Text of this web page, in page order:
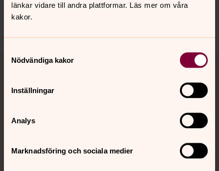
länkar vidare till andra plattformar. Läs mer om våra
kakor.
Nödvändiga kakor
Inställningar
Analys
Marknadsföring och sociala medier
bjarke.forsamling@svenskakyrkan.se
Tillbaka till toppen
Tillbaka till innehållet